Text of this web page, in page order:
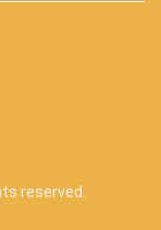
reserved.